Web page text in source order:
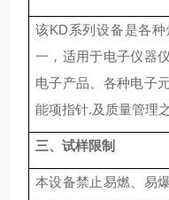
该KD系列设备是各
一，适用于电子仪器
电子产品、各种电子
能项指针.及质量管理
三、试样限制
本设备禁止易燃、易